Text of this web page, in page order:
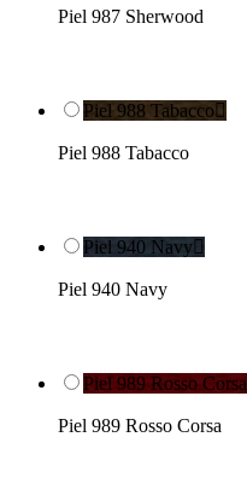
Piel 987 Sherwood
Piel 988 Tabacco
Piel 988 Tabacco
Piel 940 Navy
Piel 940 Navy
Piel 989 Rosso Corsa
Piel 989 Rosso Corsa